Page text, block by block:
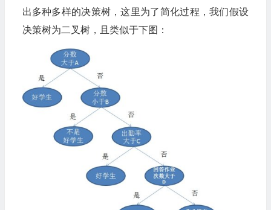
出多种多样的决策树，这里为了简化过程，我们假设
决策树为二叉树，且类似于下图：